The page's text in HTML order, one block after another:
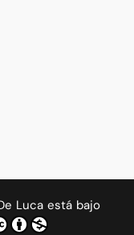
Luca está bajo